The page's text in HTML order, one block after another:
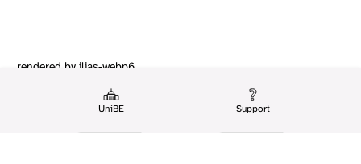
UniBE Support
rendered by ilias-webp6